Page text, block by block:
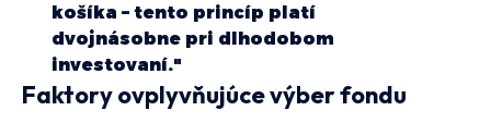
košíka – tento princíp platí
dvojnásobne pri dlhodobom
investovaní."
Faktory ovplyvňujúce výber fondu